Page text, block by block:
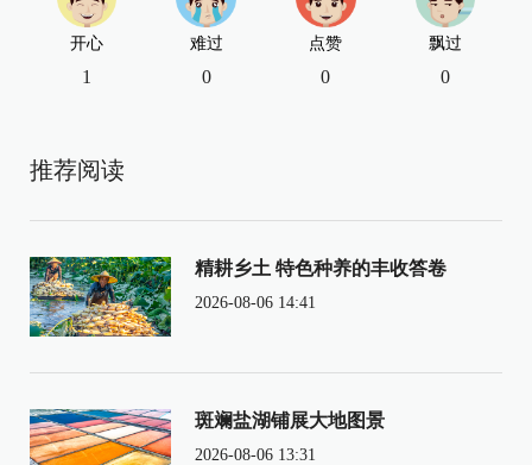
开心
1
难过
0
点赞
0
飘过
0
推荐阅读
精耕乡土 特色种养的丰收答卷
2026-08-06 14:41
斑斓盐湖铺展大地图景
2026-08-06 13:31